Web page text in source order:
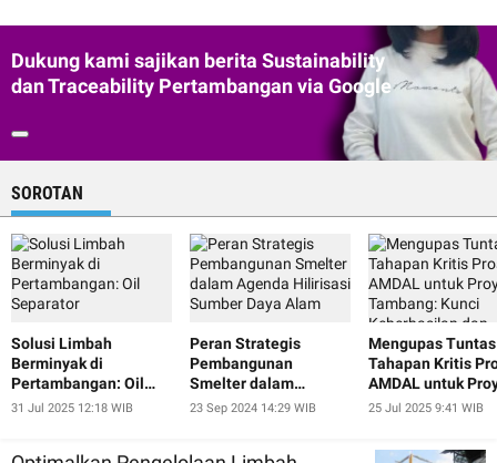
2023
Dukung kami sajikan berita Sustainability
dan Traceability Pertambangan via Google
SOROTAN
Solusi Limbah
Berminyak di
Pertambangan: Oil
Separator
31 Jul 2025 12:18 WIB
Peran Strategis
Pembangunan
Smelter dalam
Agenda Hilirisasi
23 Sep 2024 14:29 WIB
Mengupas Tuntas
Tahapan Kritis
AMDAL untuk
Tambang: Kunci
25 Jul 2025 9:41 WIB